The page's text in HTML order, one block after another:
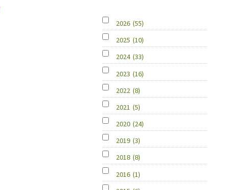
2026 (55)
2025 (10)
2024 (33)
2023 (16)
2022 (8)
2021 (5)
2020 (24)
2019 (3)
2018 (8)
2016 (1)